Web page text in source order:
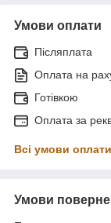
Умови оплати
Післяплата
Оплата на
Готівкою
Оплата за
Всі умови оплати
Умови